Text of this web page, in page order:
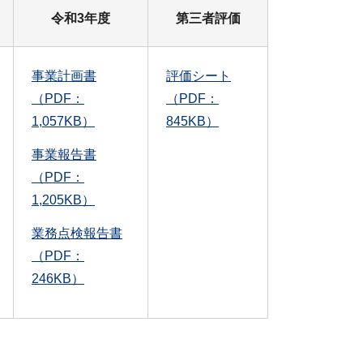
令和3年度 第三者評価
事業計画書
（PDF：
1,057KB）
事業報告書
（PDF：
1,205KB）
業務点検報告書
（PDF：
246KB）
評価シート
（PDF：
845KB）